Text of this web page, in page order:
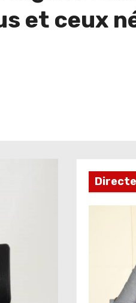
et ceux